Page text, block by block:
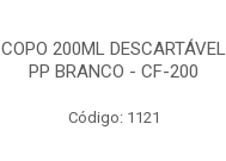
COPO 200ML DESCARTÁVEL
PP BRANCO - CF-200
Código: 1121